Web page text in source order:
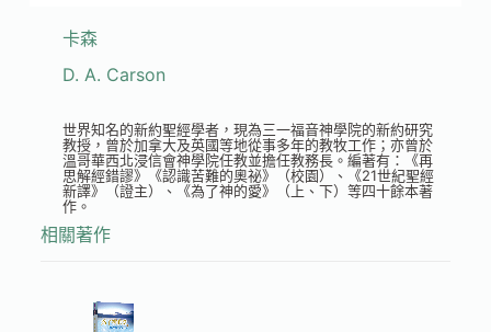
卡森
D. A. Carson
世界知名的新約聖經學者，現為三一福音神學院的新約研究
教授，曾於加拿大及英國等地從事多年的教牧工作；亦曾於
溫哥華西北浸信會神學院任教並擔任教務長。編著有：《再
思解經錯謬》《認識苦難的奧祕》（校園）、《21世紀聖經
新譯》（證主）、《為了神的愛》（上、下）等四十餘本著
作。
相關著作